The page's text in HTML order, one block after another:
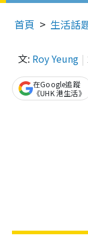
首頁 生活話
文: Roy Yeung
在Google追蹤
《UHK 港生活》